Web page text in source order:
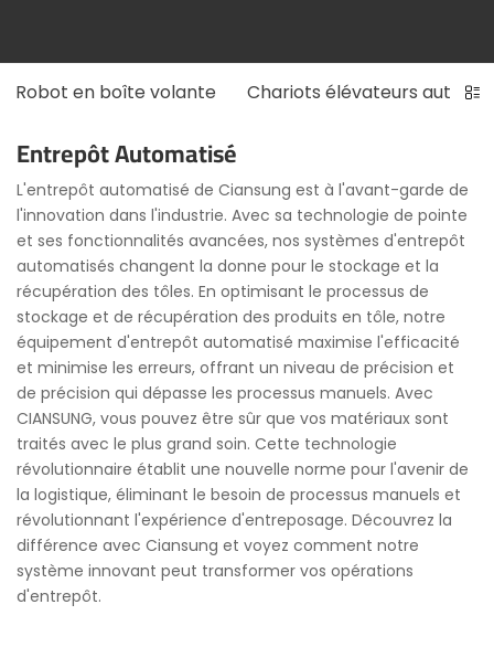
Robot en boîte volante Chariots élévateurs
Entrepôt Automatisé
L'entrepôt automatisé de Ciansung est à l'avant-garde de
l'innovation dans l'industrie. Avec sa technologie de pointe
et ses fonctionnalités avancées, nos systèmes d'entrepôt
automatisés changent la donne pour le stockage et la
récupération des tôles. En optimisant le processus de
stockage et de récupération des produits en tôle, notre
équipement d'entrepôt automatisé maximise l'efficacité
et minimise les erreurs, offrant un niveau de précision et
de précision qui dépasse les processus manuels. Avec
CIANSUNG, vous pouvez être sûr que vos matériaux sont
traités avec le plus grand soin. Cette technologie
révolutionnaire établit une nouvelle norme pour l'avenir de
la logistique, éliminant le besoin de processus manuels et
révolutionnant l'expérience d'entreposage. Découvrez la
différence avec Ciansung et voyez comment notre
système innovant peut transformer vos opérations
d'entrepôt.